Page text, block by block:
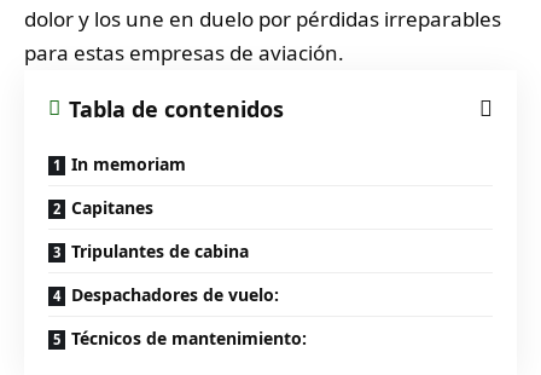
dolor y los une en duelo por pérdidas irreparables
para estas empresas de aviación.
Tabla de contenidos
In memoriam
Capitanes
Tripulantes de cabina
Despachadores de vuelo:
Técnicos de mantenimiento: